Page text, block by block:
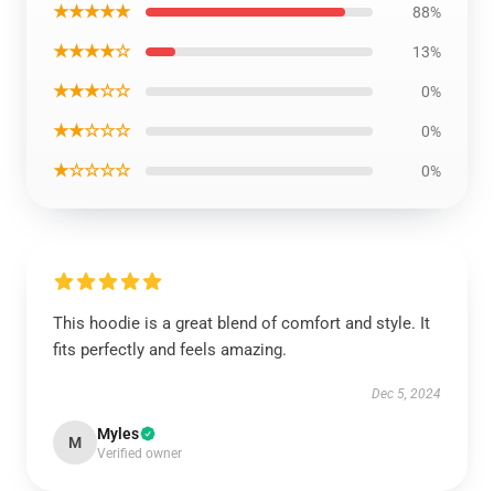
★★★★★ 88%
★★★★☆ 13%
★★★☆☆ 0%
★★☆☆☆ 0%
★☆☆☆☆ 0%
This hoodie is a great blend of comfort and style. It
fits perfectly and feels amazing.
Dec 5, 2024
M Myles
Verified owner